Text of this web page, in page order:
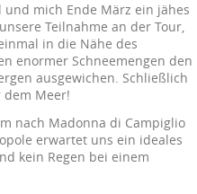
mich Ende März ein jähes
Teilnahme an der Tour,
in die Nähe des
enormer Schneemengen den
ausgewichen. Schließlich
dem Meer!
nach Madonna di Campiglio
erwartet uns ein ideales
kein Regen bei einem